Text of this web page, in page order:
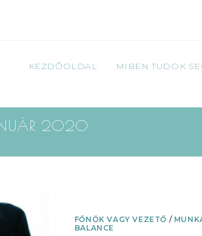
KEZDŐOLDAL MIBEN TUDOK
2020
FŐNÖK VAGY VEZETŐ /
BALANCE